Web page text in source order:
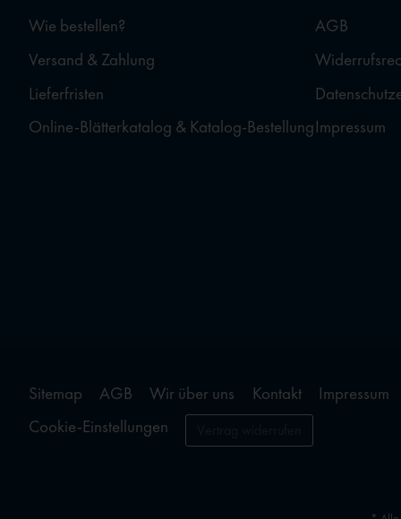
Wie bestellen?
Versand & Zahlung
Lieferfristen
Online-Blätterkatalog & Katalog-Bestellung
AGB
Impressum
Sitemap AGB Wir über uns Kontakt Impressum
Cookie-Einstellungen